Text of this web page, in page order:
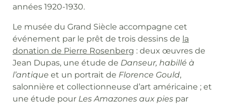
années 1920-1930.
Le musée du Grand Siècle accompagne cet
événement par le prêt de trois dessins de la
donation de Pierre Rosenberg : deux œuvres de
Jean Dupas, une étude de Danseur, habillé à
l’antique et un portrait de Florence Gould,
salonnière et collectionneuse d’art américaine ; et
une étude pour Les Amazones aux pies par